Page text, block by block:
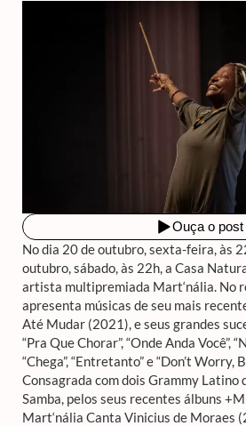
No dia 20 de outubro, sexta-feira, às
outubro, sábado, às 22h, a Casa
artista multipremiada Mart‘nália. No
apresenta músicas de seu mais
Até Mudar (2021), e seus grandes
“Pra Que Chorar”, “Onde Anda Você”,
“Chega”, “Entretanto” e “Don’t Worry,
Consagrada com dois Grammy Latino
Samba, pelos seus recentes álbuns
Mart‘nália Canta Vinicius de Moraes